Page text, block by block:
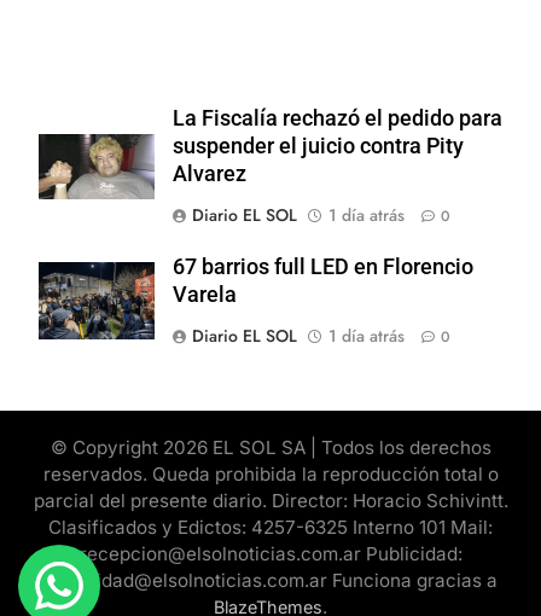
La Fiscalía rechazó el pedido para
suspender el juicio contra Pity
Alvarez
Diario EL SOL
1 día atrás 0
67 barrios full LED en Florencio
Varela
Diario EL SOL
1 día atrás 0
© Copyright 2026 EL SOL SA | Todos los derechos
reservados. Queda prohibida la reproducción total o
parcial del presente diario. Director: Horacio Schivintt.
Clasificados y Edictos: 4257-6325 Interno 101 Mail:
recepcion@elsolnoticias.com.ar Publicidad:
publicidad@elsolnoticias.com.ar Funciona gracias a
BlazeThemes.